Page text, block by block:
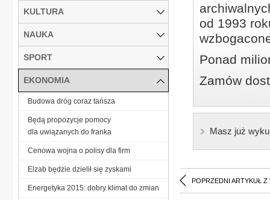
od 1993
Ponad
Zamów
Masz już
POPRZEDNI ARTYKUŁ Z
KULTURA
NAUKA
SPORT
EKONOMIA
Budowa dróg coraz tańsza
Będą propozycje pomocy
dla uwiązanych do franka
Cenowa wojna o polisy dla firm
Elzab będzie dzielił się zyskami
Energetyka 2015: dobry klimat do zmian